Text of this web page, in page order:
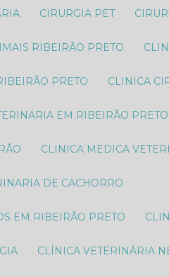
CIRURGIA PET
RIBEIRÃO PRETO
PRETO CLINICA
EM RIBEIRÃO PRETO
CLINICA MEDICA
DE CACHORRO
EM RIBEIRÃO PRETO
CLÍNICA VETERINÁRIA